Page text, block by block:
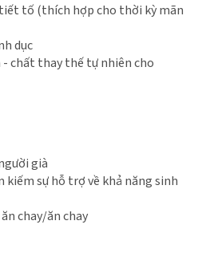
tố (thích hợp cho thời kỳ mãn
dục
chất thay thế tự nhiên cho
già
kiếm sự hỗ trợ về khả năng sinh
chay/ăn chay